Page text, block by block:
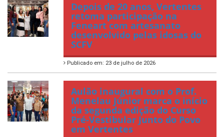
Depois de 20 anos, Vertentes
retoma participação na
Feneart com artesanato
desenvolvido pelas idosas do
SCFV
Publicado em: 23 de julho de 2026
Aulão inaugural com o Prof.
Menelau Júnior marca o início
da segunda edição do Curso
Pré-Vestibular Junto do Povo
em Vertentes